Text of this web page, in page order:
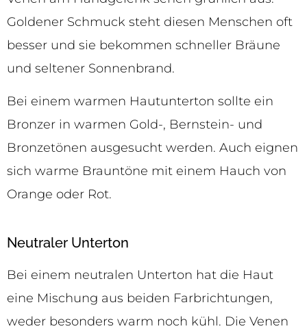
Goldener Schmuck steht diesen Menschen oft
besser und sie bekommen schneller Bräune
und seltener Sonnenbrand.
Bei einem warmen Hautunterton sollte ein
Bronzer in warmen Gold-, Bernstein- und
Bronzetönen ausgesucht werden. Auch eignen
sich warme Brauntöne mit einem Hauch von
Orange oder Rot.
Neutraler Unterton
Bei einem neutralen Unterton hat die Haut
eine Mischung aus beiden Farbrichtungen,
weder besonders warm noch kühl. Die Venen